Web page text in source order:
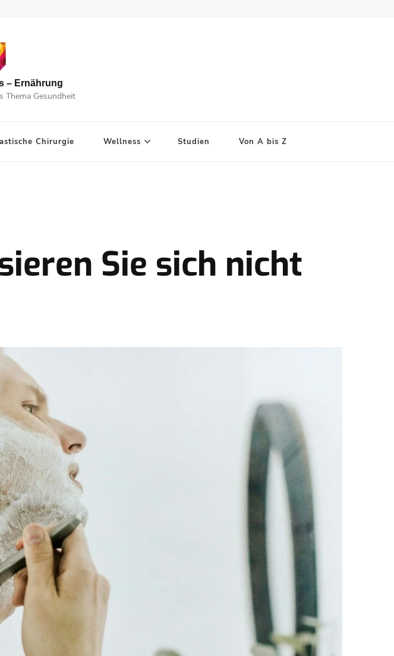
– Ernährung
Thema Gesundheit
Chirurgie Wellness Studien Von A bis Z
Sie sich nicht